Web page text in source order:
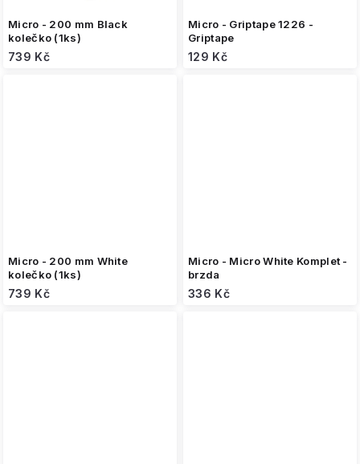
Micro - 200 mm Black
kolečko (1ks)
739 Kč
Micro - Griptape 1226 -
Griptape
129 Kč
Micro - 200 mm White
kolečko (1ks)
739 Kč
Micro - Micro White Komplet -
brzda
336 Kč